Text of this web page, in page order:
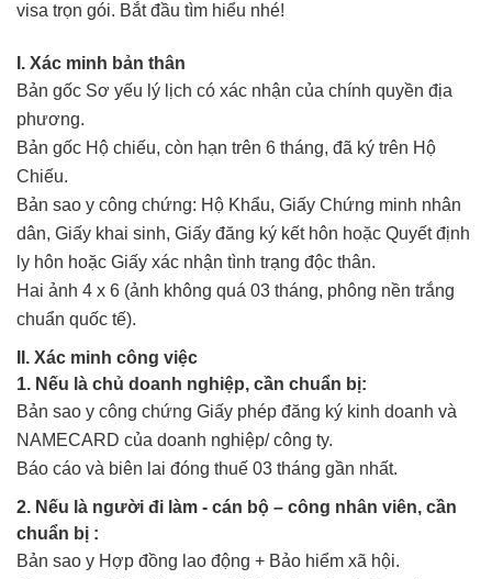
visa trọn gói. Bắt đầu tìm hiểu nhé!
I. Xác minh bản thân
Bản gốc Sơ yếu lý lịch có xác nhận của chính quyền địa
phương.
Bản gốc Hộ chiếu, còn hạn trên 6 tháng, đã ký trên Hộ
Chiếu.
Bản sao y công chứng: Hộ Khẩu, Giấy Chứng minh nhân
dân, Giấy khai sinh, Giấy đăng ký kết hôn hoặc Quyết định
ly hôn hoặc Giấy xác nhận tình trạng độc thân.
Hai ảnh 4 x 6 (ảnh không quá 03 tháng, phông nền trắng
chuẩn quốc tế).
II. Xác minh công việc
1. Nếu là chủ doanh nghiệp, cần chuẩn bị:
Bản sao y công chứng Giấy phép đăng ký kinh doanh và
NAMECARD của doanh nghiệp/ công ty.
Báo cáo và biên lai đóng thuế 03 tháng gần nhất.
2. Nếu là người đi làm - cán bộ – công nhân viên, cần
chuẩn bị :
Bản sao y Hợp đồng lao động + Bảo hiểm xã hội.